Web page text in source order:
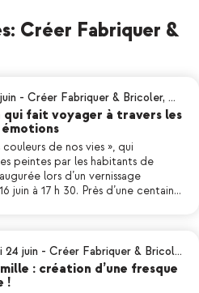
Créer Fabriquer &
- Créer Fabriquer & Bricoler, …
qui fait voyager à travers les
couleurs de nos vies », qui
peintes par les habitants de
lors d’un vernissage
juin à 17 h 30. Près d’une centain…
24 juin - Créer Fabriquer & Bricol…
: création d’une fresque
!